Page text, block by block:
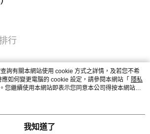
行
詢有關本網站使用 cookie 方式之詳情，及若您不希
如何變更電腦的 cookie 設定，請參閱本網站「 隱私
您繼續使用本網站即表示您同意本公司得按本網站使
cookie。
我知道了